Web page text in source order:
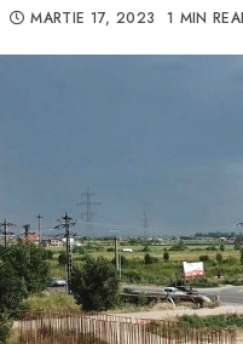
MARTIE 17, 2023 1 MIN